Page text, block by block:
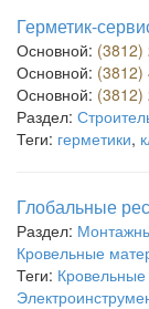
Герметик-
Основной: (3812)
Основной: (3812)
Основной: (3812)
Раздел:
Теги: герметики,
Глобальные
Раздел:
Кровельные
Теги: